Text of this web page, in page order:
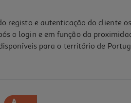
registo e autenticação do cliente
o login e em função da
para o território de